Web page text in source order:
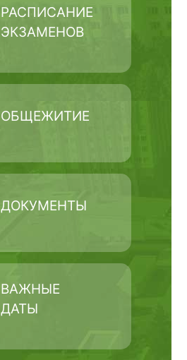
РАСПИСАНИЕ
ЭКЗАМЕНОВ
ОБЩЕЖИТИЕ
ДОКУМЕНТЫ
ВАЖНЫЕ
ДАТЫ